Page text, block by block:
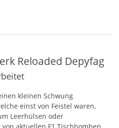
Reloaded Depyfag
kleinen Schwung
einst von Feistel waren,
Leerhülsen oder